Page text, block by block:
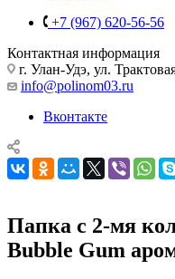
+7 (967) 620-56-56
Контактная информация
г. Улан-Удэ, ул.
info@polinom03.ru
Вконтакте
Папка с 2-мя
Bubble Gum